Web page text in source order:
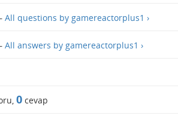
All questions by gamereactorplus1 ›
All answers by gamereactorplus1 ›
0cevap